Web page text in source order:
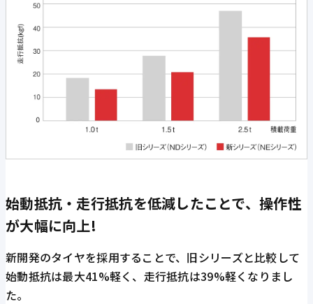
始動抵抗・走行抵抗を低減したことで、操作性
が大幅に向上!
新開発のタイヤを採用することで、旧シリーズと比較して
始動抵抗は最大41%軽く、走行抵抗は39%軽くなりまし
た。